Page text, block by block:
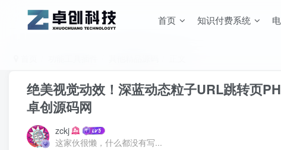
首页 知识付费系统
绝美视觉动效！深蓝动态粒子URL跳转页
卓创源码网
zckj
这家伙很懒，什么都没有写...